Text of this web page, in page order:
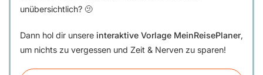
unübersichtlich? 🫤
Dann hol dir unsere interaktive Vorlage MeinReisePlaner,
um nichts zu vergessen und Zeit & Nerven zu sparen!